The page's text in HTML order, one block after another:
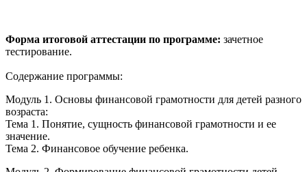
Форма итоговой аттестации по программе: зачетное
тестирование.
Содержание программы:
Модуль 1. Основы финансовой грамотности для детей разного
возраста:
Тема 1. Понятие, сущность финансовой грамотности и ее
значение.
Тема 2. Финансовое обучение ребенка.